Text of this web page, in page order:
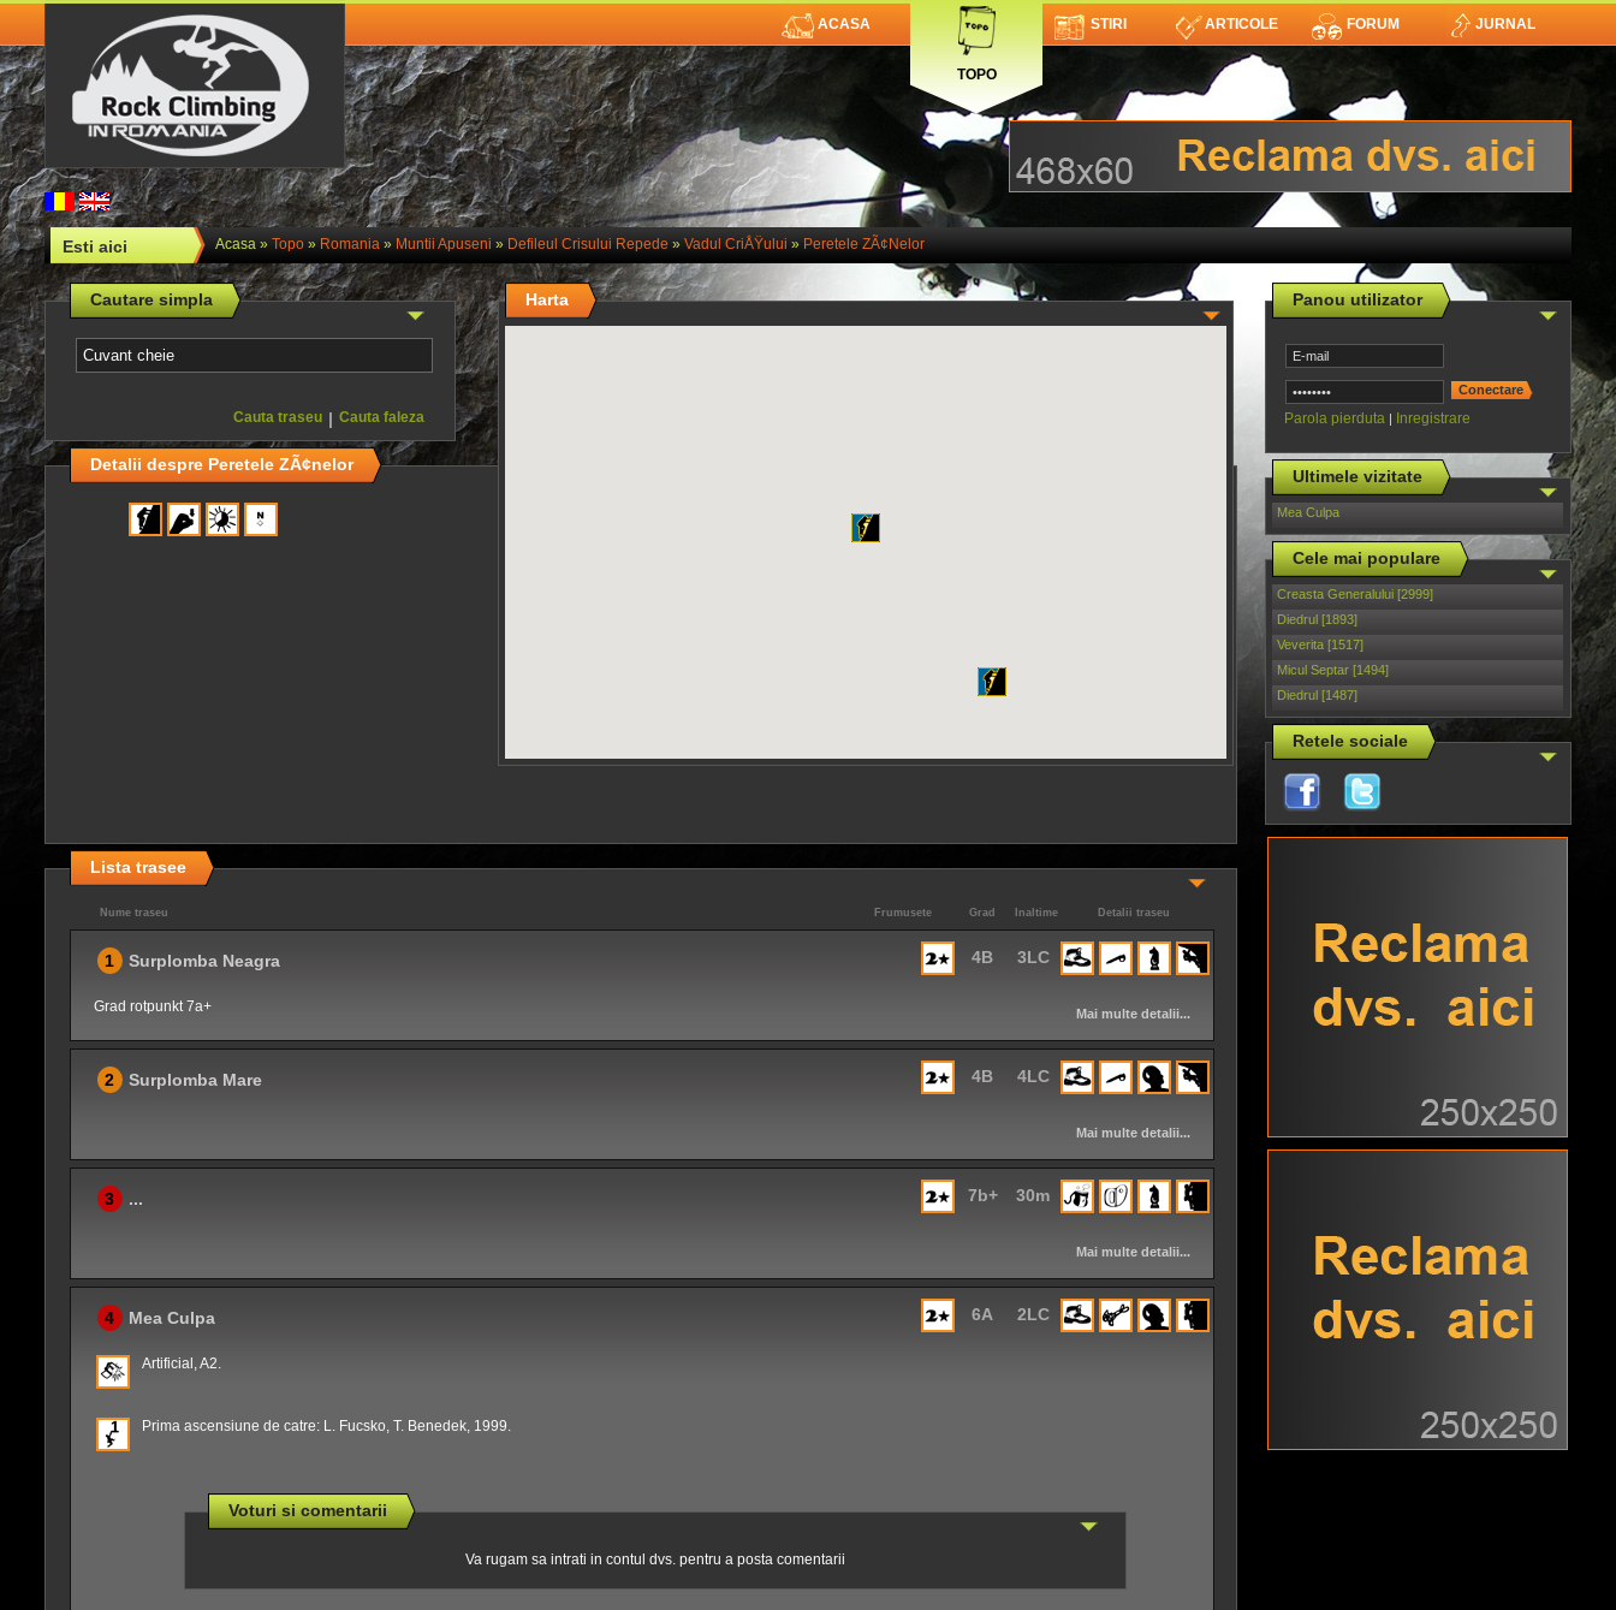
JURNAL
FORUM
ARTICOLE
STIRI
TOPO
ACASA
Esti aici Acasa» Topo» Romania» Muntii Apuseni » Defileul Crisului Repede» Vadul CriÅŸului » Peretele ZÃ¢nelor
Panou utilizator
Parola pierduta | Inregistrare
Ultimele vizitate
Mea Culpa
Cele mai populare
Creasta Generalului [2999]
Diedrul [1893]
Veverita [1517]
Micul Septar [1494]
Diedrul [1487]
Retele sociale
Cautare simpla
Cauta faleza
|
Cauta traseu
Harta
Detalii despre Peretele ZÃ¢nelor
Lista trasee
Detalii traseu
Inaltime
Grad
Frumusete
Nume traseu
3LC
4B
1 Surplomba Neagra
Mai multe detalii...
Grad rotpunkt 7a+
4LC
4B
2 Surplomba Mare
Mai multe detalii...
30m
7b+
3 ...
Mai multe detalii...
2LC
6A
4 Mea Culpa
Artificial, A2.
Prima ascensiune de catre: L. Fucsko, T. Benedek, 1999.
Voturi si comentarii
Va rugam sa intrati in contul dvs. pentru a posta comentarii